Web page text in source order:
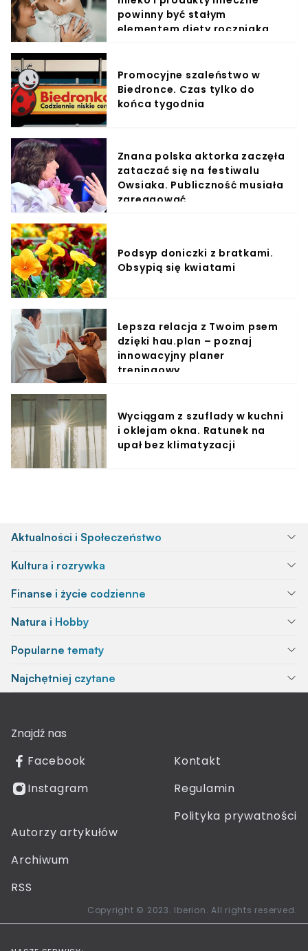
powinny być stałym
elementem diety roczniaka
Promocyjne szaleństwo w
Biedronce. Czas tylko do
końca tygodnia
Znana polska aktorka zaczęła
zataczać się na festiwalu
Owsiaka. Publiczność musiała
zareagować
Podsyp doniczki z bratkami.
Obsypią się kwiatami
Lepsza relacja z Twoim psem
dzięki hau.plan – poznaj
innowacyjny planer
treningowy
Wyciągam z szuflady w kuchni
i oklejam okna. Ratunek na
upał bez klimatyzacji
Aktualności i Społeczeństwo
Kultura i rozrywka
Finanse i życie codzienne
Natura i Hobby
Popularne tematy
Najchętniej czytane
Znajdź nas
Facebook
Instagram
Kontakt
Regulamin
Polityka prywatności
Autorzy artykułów
Archiwum
RSS
Copyright © 2023. Iberion. All rights reserved.